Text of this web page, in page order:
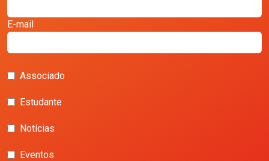
E-mail
Associado
Estudante
Notícias
Eventos